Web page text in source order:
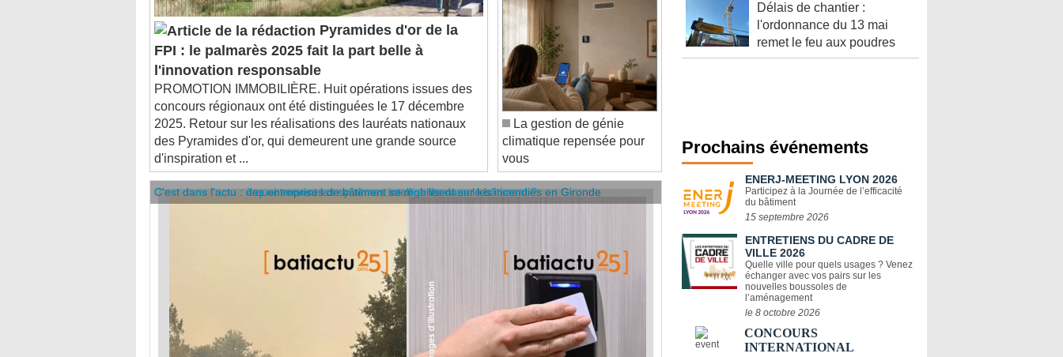
Pyramides d'or de la
FPI : le palmarès 2025 fait la part belle à
l'innovation responsable
PROMOTION IMMOBILIÈRE. Huit opérations issues des
concours régionaux ont été distinguées le 17 décembre
2025. Retour sur les réalisations des lauréats nationaux
des Pyramides d'or, qui demeurent une grande source
d'inspiration et ...
La gestion de génie
climatique repensée pour
vous
C'est dans l'actu : des entreprises de bâtiment se mobilisent sur les incendies en Gironde
C'est dans l'actu : à quoi servent les systèmes intelligents dans le bâtiment ?
Délais de chantier :
l'ordonnance du 13 mai
remet le feu aux poudres
Prochains événements
ENERJ-MEETING LYON 2026
Participez à la Journée de l’efficacité
du bâtiment
15 septembre 2026
ENTRETIENS DU CADRE DE
VILLE 2026
Quelle ville pour quels usages ? Venez
échanger avec vos pairs sur les
nouvelles boussoles de
l’aménagement
le 8 octobre 2026
CONCOURS
INTERNATIONAL